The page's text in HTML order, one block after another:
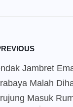
Jambret
Malah
Masuk